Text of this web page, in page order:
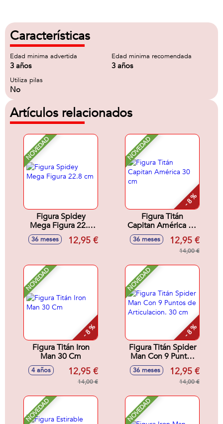
Características
Edad minima advertida
3 años
Edad minima recomendada
3 años
Utiliza pilas
No
Artículos relacionados
NOVEDAD
Figura Spidey
Mega Figura 22.8
cm
36 meses 12,95 €
NOVEDAD
- 8 %
Figura Titán
Capitan América 30
cm
36 meses 12,95 €
14,00 €
NOVEDAD
- 8 %
Figura Titán Iron
Man 30 Cm
4 años 12,95 €
14,00 €
NOVEDAD
- 8 %
Figura Titán Spider
Man Con 9 Puntos
de Articulacion. 30
cm
36 meses 12,95 €
14,00 €
NOVEDAD NOVEDAD